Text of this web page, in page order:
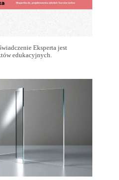
Eksperta jest
edukacyjnych.